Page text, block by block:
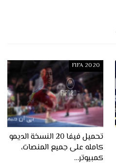
FIFA 2020
تحميل فيفا 20 النسخة الديمو
كامله على جميع المنصات،
كمبيوتر…